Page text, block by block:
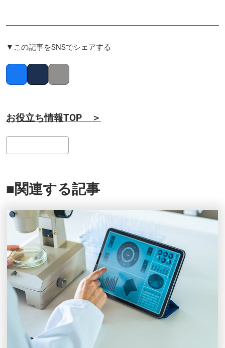
▼この記事をSNSでシェアする
FacebookTwitter Copy link
お役立ち情報TOP ＞
■関連する記事